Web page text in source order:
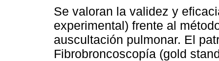
Se valoran la validez y
experimental) frente al
auscultación pulmonar. El
Fibrobroncoscopía (gold